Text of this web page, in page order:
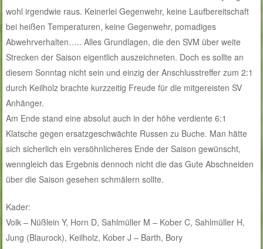
wohl irgendwie raus. Keinerlei Gegenwehr, keine Laufbereitschaft
bei heißen Temperaturen, keine Gegenwehr, pomadiges
Abwehrverhalten….. Alles Grundlagen, die den SVM über weite
Strecken der Saison eigentlich auszeichneten. Doch es sollte an
diesem Sonntag nicht sein und einzig der Anschlusstreffer zum 2:1
durch Keilholz brachte kurzzeitig Freude für die mitgereisten SV
Anhänger.
Am Ende stand eine absolut auch in der höhe verdiente 6:1
Klatsche gegen ersatzgeschwächte Russen zu Buche. Man hätte
sich sicherlich ein versöhnlicheres Ende der Saison gewünscht,
wenngleich das Ergebnis dennoch nicht die das Gute Abschneiden
über die Saison gesehen schmälern sollte.
Kader:
Volk – Nüßlein Y, Horn D, Sahlmüller M – Kober C, Sahlmüller H,
Jung (Blaurock), Keilholz, Kober J – Barth, Bory